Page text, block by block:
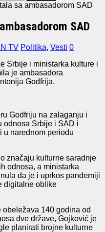
sa ambasadorom SAD
SAD
TV Politika, Vesti 0
Srbije i ministarka kulture i
je ambasadora
Godfrija.
Godfriju na zalaganju i
odnosa Srbije i SAD i
u narednom periodu
značaju kulturne saradnje
odnosa, a ministarka
da je i uprkos pandemiji
digitalne oblike
140 godina od
dve države, Gojković je
planirati brojne kulturne